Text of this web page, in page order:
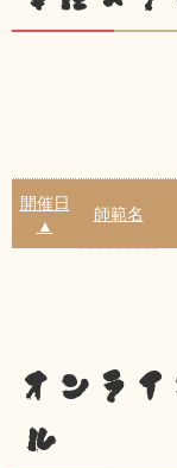
開催日
▲
師範名
オンラ
ル